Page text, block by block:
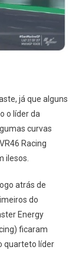
já que alguns
o líder da
curvas
Racing
ilesos.
atrás de
do
Energy
ficaram
quarteto líder